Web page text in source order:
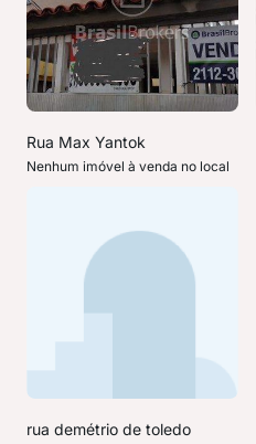
Rua Max Yantok
Nenhum imóvel à venda no local
rua demétrio de toledo